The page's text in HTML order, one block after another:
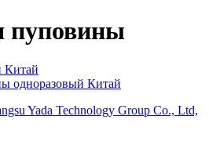
пуповины
одноразовый Китай
Yada Technology Group Co., Ltd,